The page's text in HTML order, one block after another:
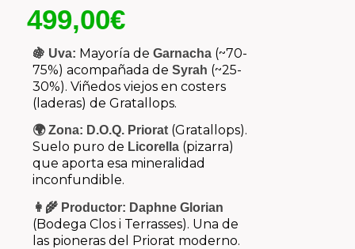
499,00€
🍇 Uva: Mayoría de Garnacha(~70-
75%) acompañada de Syrah (~25-
30%). Viñedos viejos en costers
(laderas) de Gratallops.
🌍 Zona: D.O.Q. Priorat(Gratallops).
Suelo puro de Licorella(pizarra)
que aporta esa mineralidad
inconfundible.
👩‍🌾 Productor: Daphne Glorian
(Bodega Clos i Terrasses). Una de
las pioneras del Priorat moderno.